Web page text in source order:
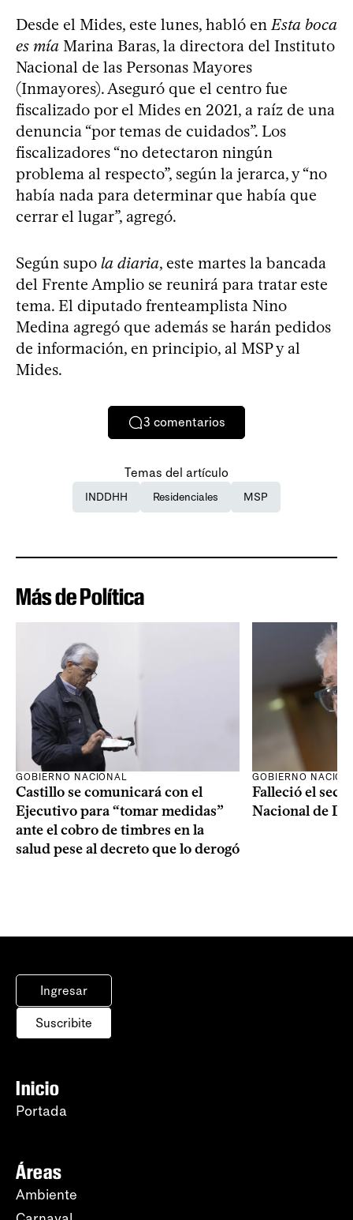
Desde el Mides, este lunes, habló en Esta boca
es mía Marina Baras, la directora del Instituto
Nacional de las Personas Mayores
(Inmayores). Aseguró que el centro fue
fiscalizado por el Mides en 2021, a raíz de una
denuncia “por temas de cuidados”. Los
fiscalizadores “no detectaron ningún
problema al respecto”, según la jerarca, y “no
había nada para determinar que había que
cerrar el lugar”, agregó.
Según supo la diaria, este martes la bancada
del Frente Amplio se reunirá para tratar este
tema. El diputado frenteamplista Nino
Medina agregó que además se harán pedidos
de información, en principio, al MSP y al
Mides.
3 comentarios
Temas del artículo
INDDHH Residenciales MSP
Más de Política
GOBIERNO NACIONAL
Castillo se comunicará con el
Ejecutivo para “tomar medidas”
ante el cobro de timbres en la
salud pese al decreto que lo derogó
GOBIERNO
Falleció el
Nacional de
Ingresar
Suscribite
Inicio
Portada
Áreas
Ambiente